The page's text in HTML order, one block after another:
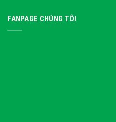
FANPAGE CHÚNG TÔI